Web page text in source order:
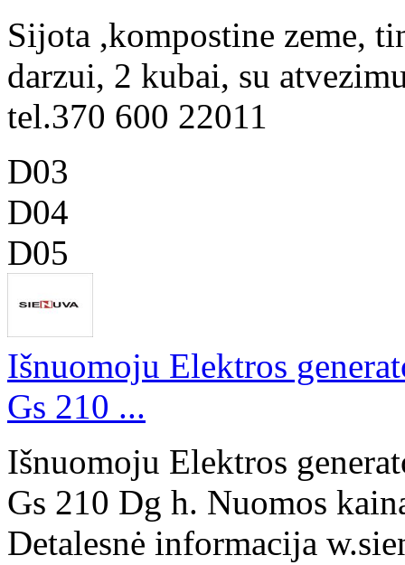
Sijota ,kompostine zeme,
darzui, 2 kubai, su
tel.370 600 22011
D03
D04
D05
Išnuomoju Elektros
Gs 210 ...
Išnuomoju Elektros
Gs 210 Dg h. Nuomos
Detalesnė informacija